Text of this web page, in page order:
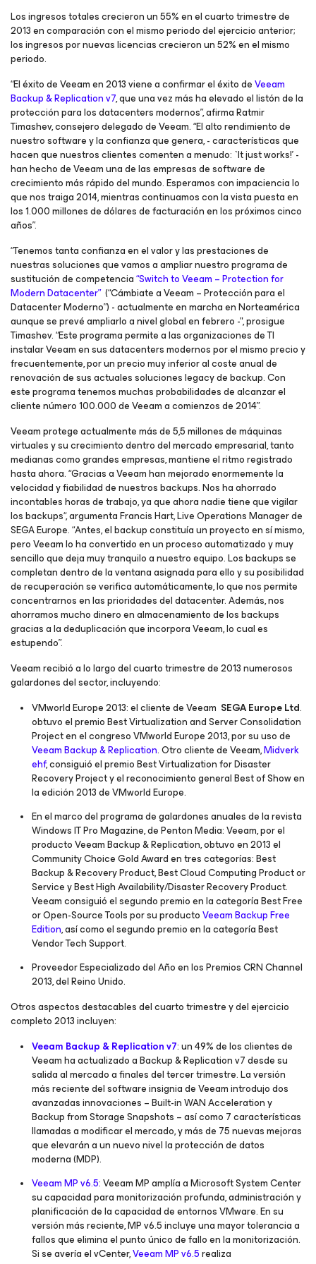
Los ingresos totales crecieron un 55% en el cuarto trimestre de
2013 en comparación con el mismo periodo del ejercicio anterior;
los ingresos por nuevas licencias crecieron un 52% en el mismo
periodo.
“El éxito de Veeam en 2013 viene a confirmar el éxito deVeeam
Backup & Replication v7, que una vez más ha elevado el listón de la
protección para los datacenters modernos”, afirma Ratmir
Timashev, consejero delegado de Veeam. “El alto rendimiento de
nuestro software y la confianza que genera, - características que
hacen que nuestros clientes comenten a menudo: `It just works!' -
han hecho de Veeam una de las empresas de software de
crecimiento más rápido del mundo. Esperamos con impaciencia lo
que nos traiga 2014, mientras continuamos con la vista puesta en
los 1.000 millones de dólares de facturación en los próximos cinco
años”.
“Tenemos tanta confianza en el valor y las prestaciones de
nuestras soluciones que vamos a ampliar nuestro programa de
sustitución de competencia“Switch to Veeam – Protection for
Modern Datacenter”(“Cámbiate a Veeam – Protección para el
Datacenter Moderno”) - actualmente en marcha en Norteamérica
aunque se prevé ampliarlo a nivel global en febrero -", prosigue
Timashev. “Este programa permite a las organizaciones de TI
instalar Veeam en sus datacenters modernos por el mismo precio y
frecuentemente, por un precio muy inferior al coste anual de
renovación de sus actuales soluciones legacy de backup. Con
este programa tenemos muchas probabilidades de alcanzar el
cliente número 100.000 de Veeam a comienzos de 2014”.
Veeam protege actualmente más de 5,5 millones de máquinas
virtuales y su crecimiento dentro del mercado empresarial, tanto
medianas como grandes empresas, mantiene el ritmo registrado
hasta ahora. “Gracias a Veeam han mejorado enormemente la
velocidad y fiabilidad de nuestros backups. Nos ha ahorrado
incontables horas de trabajo, ya que ahora nadie tiene que vigilar
los backups“, argumenta Francis Hart, Live Operations Manager de
SEGA Europe. “Antes, el backup constituía un proyecto en sí mismo,
pero Veeam lo ha convertido en un proceso automatizado y muy
sencillo que deja muy tranquilo a nuestro equipo. Los backups se
completan dentro de la ventana asignada para ello y su posibilidad
de recuperación se verifica automáticamente, lo que nos permite
concentrarnos en las prioridades del datacenter. Además, nos
ahorramos mucho dinero en almacenamiento de los backups
gracias a la deduplicación que incorpora Veeam, lo cual es
estupendo”.
Veeam recibió a lo largo del cuarto trimestre de 2013 numerosos
galardones del sector, incluyendo:
VMworld Europe 2013: el cliente de Veeam SEGA Europe Ltd.
obtuvo el premio Best Virtualization and Server Consolidation
Project en el congreso VMworld Europe 2013, por su uso de
Veeam Backup & Replication. Otro cliente de Veeam,Midverk
ehf, consiguió el premio Best Virtualization for Disaster
Recovery Project y el reconocimiento general Best of Show en
la edición 2013 de VMworld Europe.
En el marco del programa de galardones anuales de la revista
Windows IT Pro Magazine, de Penton Media: Veeam, por el
producto Veeam Backup & Replication, obtuvo en 2013 el
Community Choice Gold Award en tres categorías: Best
Backup & Recovery Product, Best Cloud Computing Product or
Service y Best High Availability/Disaster Recovery Product.
Veeam consiguió el segundo premio en la categoría Best Free
or Open-Source Tools por su productoVeeam Backup Free
Edition, así como el segundo premio en la categoría Best
Vendor Tech Support.
Proveedor Especializado del Año en los Premios CRN Channel
2013, del Reino Unido.
Otros aspectos destacables del cuarto trimestre y del ejercicio
completo 2013 incluyen:
Veeam Backup & Replication v7: un 49% de los clientes de
Veeam ha actualizado a Backup & Replication v7 desde su
salida al mercado a finales del tercer trimestre. La versión
más reciente del software insignia de Veeam introdujo dos
avanzadas innovaciones – Built-in WAN Acceleration y
Backup from Storage Snapshots – así como 7 características
llamadas a modificar el mercado, y más de 75 nuevas mejoras
que elevarán a un nuevo nivel la protección de datos
moderna (MDP).
Veeam MP v6.5: Veeam MP amplía a Microsoft System Center
su capacidad para monitorización profunda, administración y
planificación de la capacidad de entornos VMware. En su
versión más reciente, MP v6.5 incluye una mayor tolerancia a
fallos que elimina el punto único de fallo en la monitorización.
Si se avería el vCenter,Veeam MP v6.5realiza